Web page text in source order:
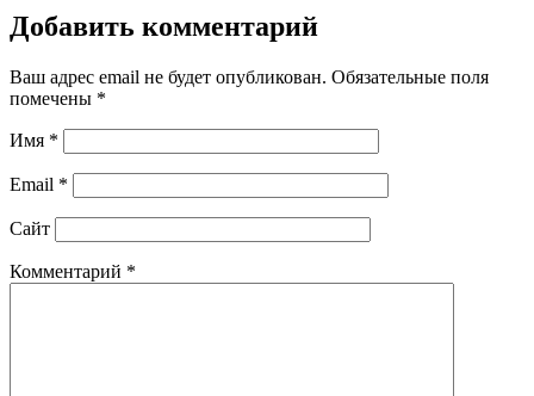
Добавить комментарий
Ваш адрес email не будет опубликован. Обязательные поля
помечены *
Имя *
Email *
Сайт
Комментарий *